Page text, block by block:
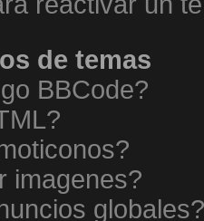
de temas
BBCode?
imagenes?
globales?